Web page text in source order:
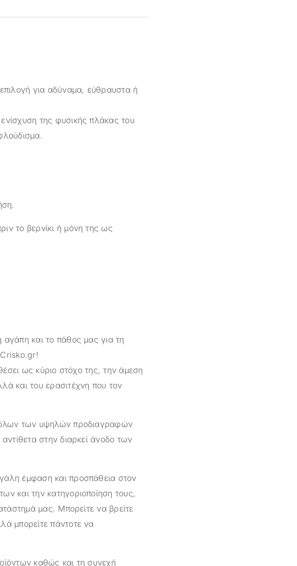
επιλογή για αδύναμα, εύθραυστα ή
της φυσικής πλάκας του
το βερνίκι ή μόνη της ως
και το πάθος μας για τη
Crisko.gr!
ως κύριο στόχο της, την άμεση
και του ερασιτέχνη που τον
όλων των υψηλών προδιαγραφών
στην διαρκεί άνοδο των
έμφαση και προσπάθεια στον
και την κατηγοριοποίηση τους,
μας. Μπορείτε να βρείτε
μπορείτε πάντοτε να
καθώς και τη συνεχή